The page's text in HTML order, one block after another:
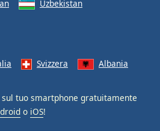
Uzbekistan
Svizzera Albania
sul tuo smartphone gratuitamente
o iOS!